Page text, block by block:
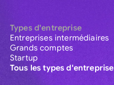
Types d'entreprise
Entreprises intermédiaires
Grands comptes
Startup
Tous les types d'entreprise